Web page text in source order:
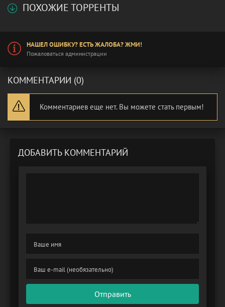
ПОХОЖИЕ ТОРРЕНТЫ
НАШЕЛ ОШИБКУ? ЕСТЬ ЖАЛОБА? ЖМИ!
Пожаловаться администрации
КОММЕНТАРИИ (0)
Комментариев еще нет. Вы можете стать первым!
ДОБАВИТЬ КОММЕНТАРИЙ
Отправить